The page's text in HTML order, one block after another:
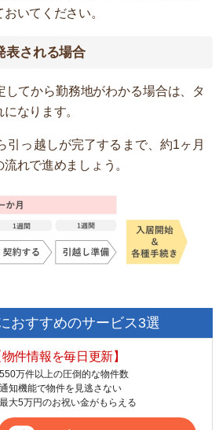
いてください。
表される場合
してから勤務地がわかる場合は、タ
なります。
引っ越しが完了するまで、約1ヶ月
れで進めましょう。
おすすめのサービス3選
物件情報を毎日更新】
550万件以上の圧倒的な物件数
通知機能で物件を見逃さない
最大5万円のお祝い金がもらえる